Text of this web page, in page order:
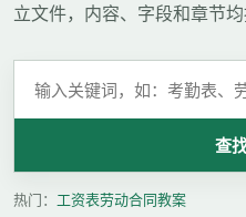
立文件，内容、字段和章节均
查
热门： 工资表劳动合同教案